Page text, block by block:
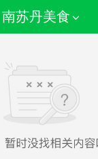
南苏丹美食